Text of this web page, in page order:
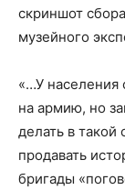
скриншот
музейного
«…У населения
на армию, но
делать в
продавать
бригады